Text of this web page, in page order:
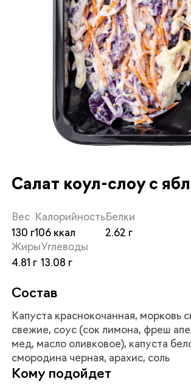
Салат коул-слоу с
Вес
130
Калорийность
106
Белки
2.62
Жиры
4.81
Углеводы
13.08
Состав
Капуста краснокочанная, морковь
свежие, соус (сок лимона, фреш
мед, масло оливковое), капуста
смородина черная, арахис, соль
Кому подойдет